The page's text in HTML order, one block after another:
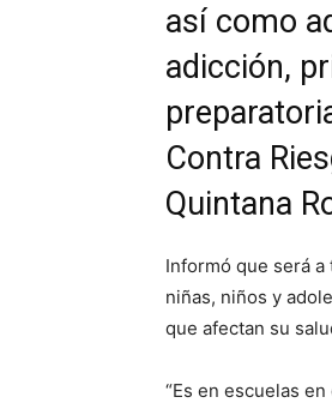
así como
adicción,
Contra
Quintana
Informó que será a
niñas, niños y
que afectan su
“Es en escuelas